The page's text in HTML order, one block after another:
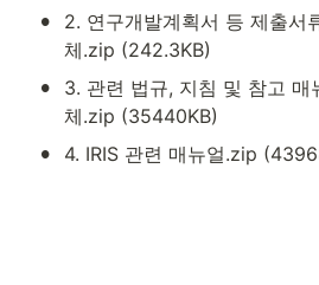
•
2. 연구개발계획서 등 제출서
체.zip (242.3KB)
•
3. 관련 법규, 지침 및 참고 매
체.zip (35440KB)
• 4. IRIS 관련 매뉴얼.zip